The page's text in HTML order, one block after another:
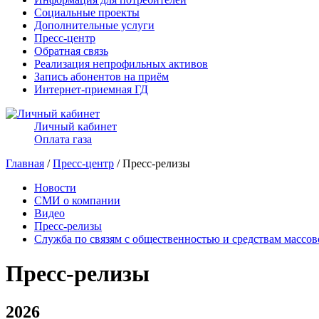
Социальные проекты
Дополнительные услуги
Пресс-центр
Обратная связь
Реализация непрофильных активов
Запись абонентов на приём
Интернет-приемная ГД
Личный кабинет
Оплата газа
Главная /Пресс-центр / Пресс-релизы
Новости
СМИ о компании
Видео
Пресс-релизы
Служба по связям с общественностью и средствам
Пресс-релизы
2026